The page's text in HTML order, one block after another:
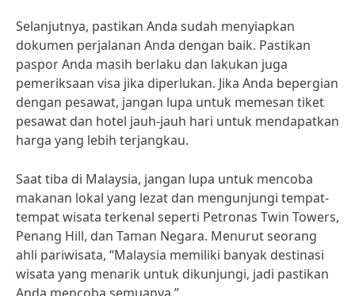
Selanjutnya, pastikan Anda sudah menyiapkan
dokumen perjalanan Anda dengan baik. Pastikan
paspor Anda masih berlaku dan lakukan juga
pemeriksaan visa jika diperlukan. Jika Anda bepergian
dengan pesawat, jangan lupa untuk memesan tiket
pesawat dan hotel jauh-jauh hari untuk mendapatkan
harga yang lebih terjangkau.
Saat tiba di Malaysia, jangan lupa untuk mencoba
makanan lokal yang lezat dan mengunjungi tempat-
tempat wisata terkenal seperti Petronas Twin Towers,
Penang Hill, dan Taman Negara. Menurut seorang
ahli pariwisata, “Malaysia memiliki banyak destinasi
wisata yang menarik untuk dikunjungi, jadi pastikan